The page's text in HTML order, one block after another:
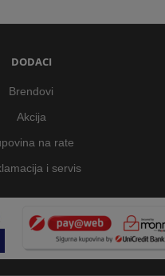
DODACI
Brendovi
Akcija
na rate
i servis